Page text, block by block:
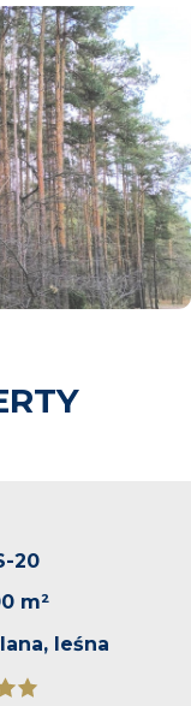
20
m²
leśna